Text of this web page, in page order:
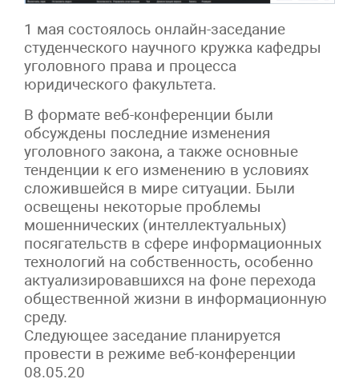
1 мая состоялось онлайн-заседание
студенческого научного кружка кафедры
уголовного права и процесса
юридического факультета.
В формате веб-конференции были
обсуждены последние изменения
уголовного закона, а также основные
тенденции к его изменению в условиях
сложившейся в мире ситуации. Были
освещены некоторые проблемы
мошеннических (интеллектуальных)
посягательств в сфере информационных
технологий на собственность, особенно
актуализировавшихся на фоне перехода
общественной жизни в информационную
среду.
Следующее заседание планируется
провести в режиме веб-конференции
08.05.20